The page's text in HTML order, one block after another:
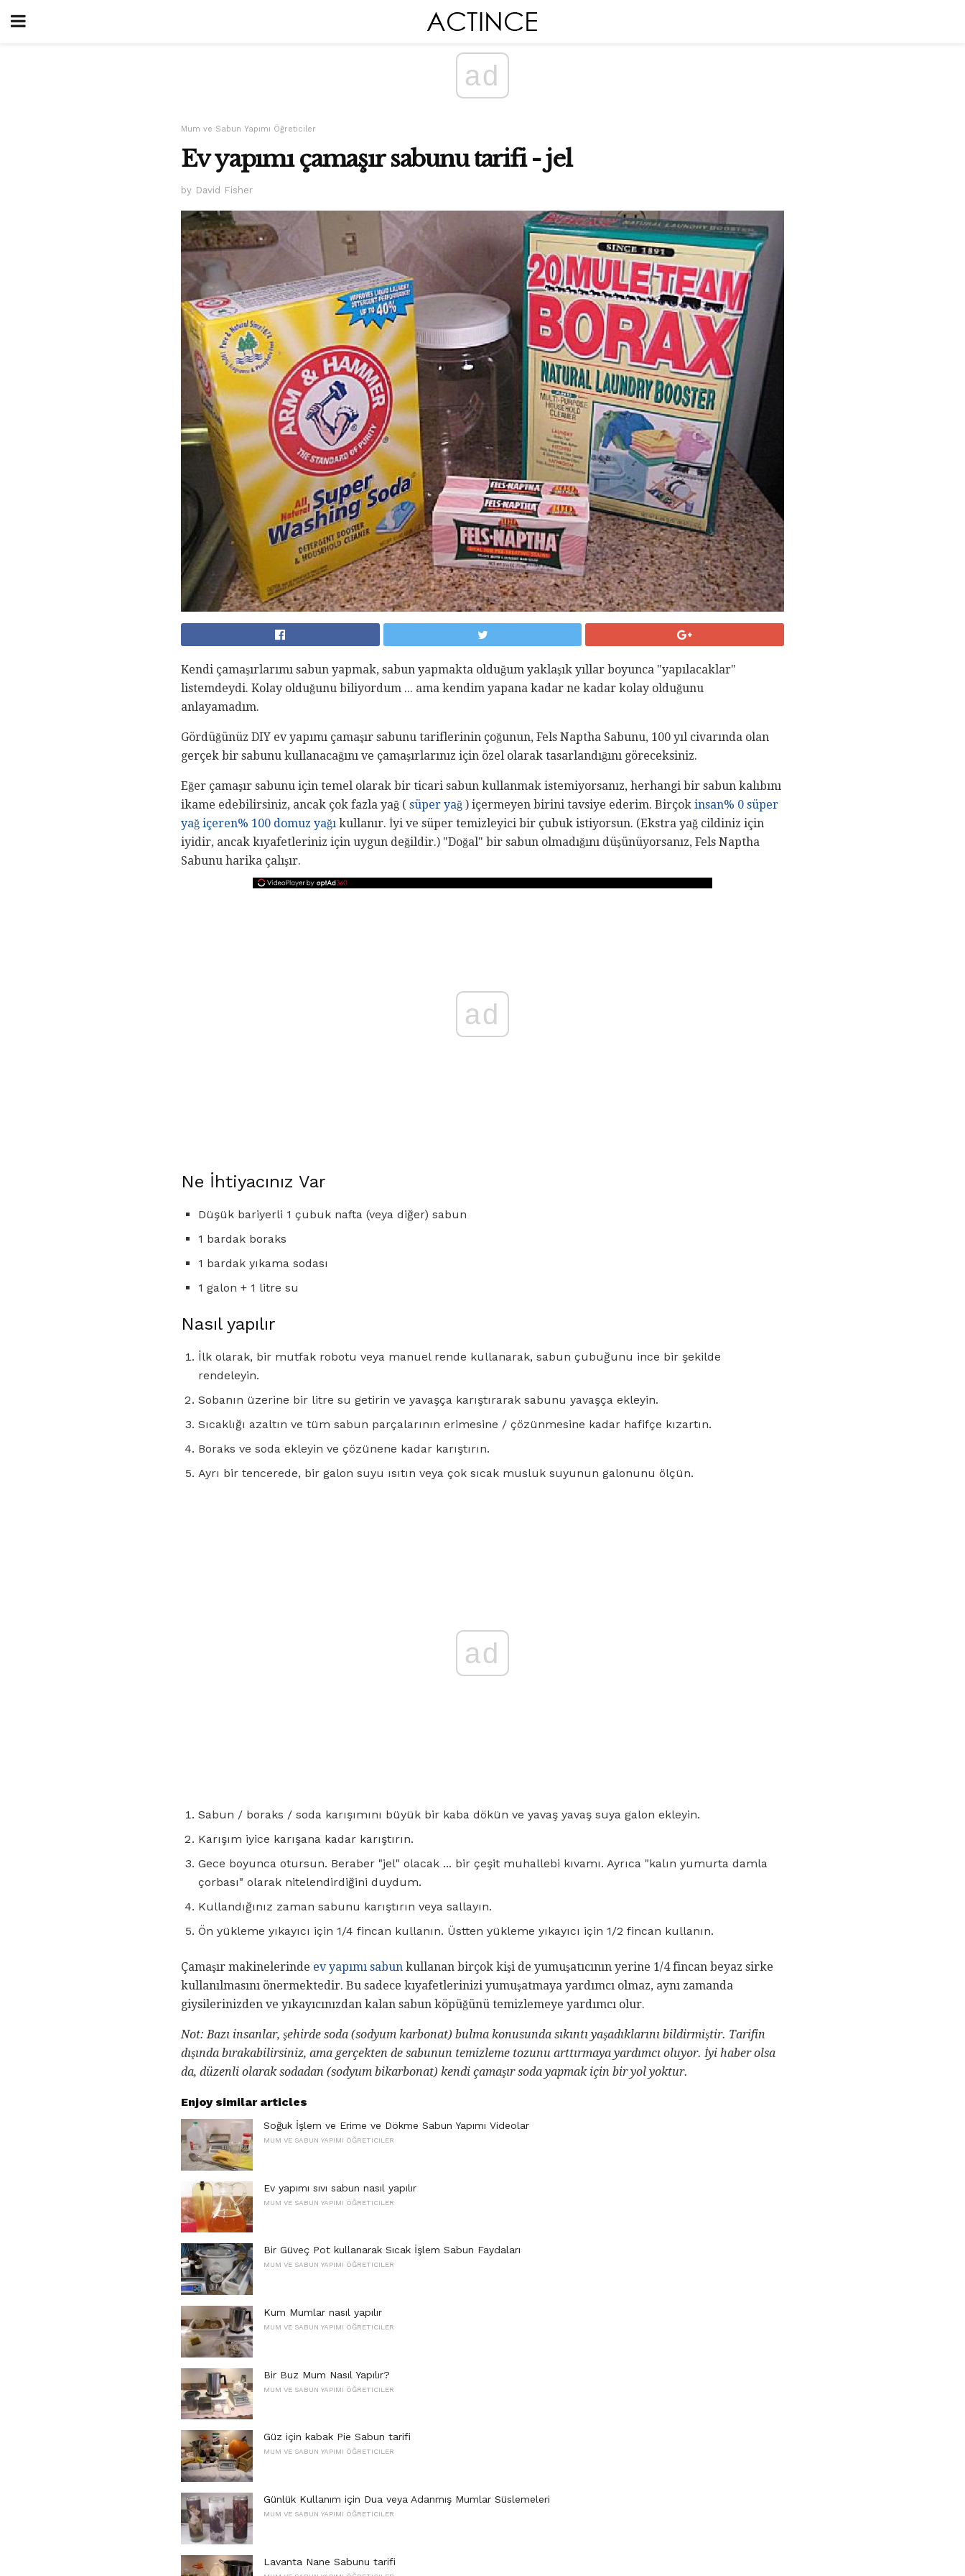
ad
Mum ve Sabun Yapımı Öğreticiler
Ev yapımı çamaşır sabunu tarifi - jel
by David Fisher
Kendi çamaşırlarımı sabun yapmak, sabun yapmakta olduğum yaklaşık yıllar boyunca "yapılacaklar"
listemdeydi. Kolay olduğunu biliyordum ... ama kendim yapana kadar ne kadar kolay olduğunu
anlayamadım.
Gördüğünüz DIY ev yapımı çamaşır sabunu tariflerinin çoğunun, Fels Naptha Sabunu, 100 yıl civarında olan
gerçek bir sabunu kullanacağını ve çamaşırlarınız için özel olarak tasarlandığını göreceksiniz.
Eğer çamaşır sabunu için temel olarak bir ticari sabun kullanmak istemiyorsanız, herhangi bir sabun kalıbını
ikame edebilirsiniz, ancak çok fazla yağ ( süper yağ ) içermeyen birini tavsiye ederim. Birçok insan% 0 süper
yağ içeren% 100 domuz yağı kullanır. İyi ve süper temizleyici bir çubuk istiyorsun. (Ekstra yağ cildiniz için
iyidir, ancak kıyafetleriniz için uygun değildir.) "Doğal" bir sabun olmadığını düşünüyorsanız, Fels Naptha
Sabunu harika çalışır.
ad
Ne İhtiyacınız Var
Düşük bariyerli 1 çubuk nafta (veya diğer) sabun
1 bardak boraks
1 bardak yıkama sodası
1 galon + 1 litre su
Nasıl yapılır
İlk olarak, bir mutfak robotu veya manuel rende kullanarak, sabun çubuğunu ince bir şekilde
rendeleyin.
Sobanın üzerine bir litre su getirin ve yavaşça karıştırarak sabunu yavaşça ekleyin.
Sıcaklığı azaltın ve tüm sabun parçalarının erimesine / çözünmesine kadar hafifçe kızartın.
Boraks ve soda ekleyin ve çözünene kadar karıştırın.
Ayrı bir tencerede, bir galon suyu ısıtın veya çok sıcak musluk suyunun galonunu ölçün.
ad
Sabun / boraks / soda karışımını büyük bir kaba dökün ve yavaş yavaş suya galon ekleyin.
Karışım iyice karışana kadar karıştırın.
Gece boyunca otursun. Beraber "jel" olacak ... bir çeşit muhallebi kıvamı. Ayrıca "kalın yumurta damla
çorbası" olarak nitelendirdiğini duydum.
Kullandığınız zaman sabunu karıştırın veya sallayın.
Ön yükleme yıkayıcı için 1/4 fincan kullanın. Üstten yükleme yıkayıcı için 1/2 fincan kullanın.
Çamaşır makinelerinde ev yapımı sabun kullanan birçok kişi de yumuşatıcının yerine 1/4 fincan beyaz sirke
kullanılmasını önermektedir. Bu sadece kıyafetlerinizi yumuşatmaya yardımcı olmaz, aynı zamanda
giysilerinizden ve yıkayıcınızdan kalan sabun köpüğünü temizlemeye yardımcı olur.
Not: Bazı insanlar, şehirde soda (sodyum karbonat) bulma konusunda sıkıntı yaşadıklarını bildirmiştir. Tarifin
dışında bırakabilirsiniz, ama gerçekten de sabunun temizleme tozunu arttırmaya yardımcı oluyor. İyi haber olsa
da, düzenli olarak sodadan (sodyum bikarbonat) kendi çamaşır soda yapmak için bir yol yoktur.
Enjoy similar articles
Soğuk İşlem ve Erime ve Dökme Sabun Yapımı Videolar
MUM VE SABUN YAPIMI ÖĞRETICILER
Ev yapımı sıvı sabun nasıl yapılır
MUM VE SABUN YAPIMI ÖĞRETICILER
Bir Güveç Pot kullanarak Sıcak İşlem Sabun Faydaları
MUM VE SABUN YAPIMI ÖĞRETICILER
Kum Mumlar nasıl yapılır
MUM VE SABUN YAPIMI ÖĞRETICILER
Bir Buz Mum Nasıl Yapılır?
MUM VE SABUN YAPIMI ÖĞRETICILER
Güz için kabak Pie Sabun tarifi
MUM VE SABUN YAPIMI ÖĞRETICILER
Günlük Kullanım için Dua veya Adanmış Mumlar Süslemeleri
MUM VE SABUN YAPIMI ÖĞRETICILER
Lavanta Nane Sabunu tarifi